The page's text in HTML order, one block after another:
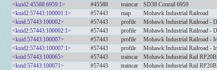
<kuid2:45588:6959:1>
#45588 traincar
SD38 Conrail 6959
<kuid2:57443:100001:1>
#57443 map
Mohawk Industrial Railroad
<kuid:57443:100002>
#57443 profile
Mohawk Industrial Railroad -
<kuid2:57443:100002:1>
#57443 profile
Mohawk Industrial Railroad -
<kuid:57443:100007>
#57443 profile
Mohawk Industrial Railroad -
<kuid2:57443:100007:1>
#57443 profile
Mohawk Industrial Railroad -
<kuid:57443:100065>
#57443 traincar
Mohawk Industrial Rail
<kuid:57443:100071>
#57443 traincar
Mohawk Industrial Rail